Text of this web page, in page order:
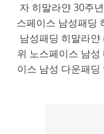
자 히말라얀 30주
스페이스 남성패딩
남성패딩 히말라얀
위 노스페이스 남
이스 남성 다운패딩